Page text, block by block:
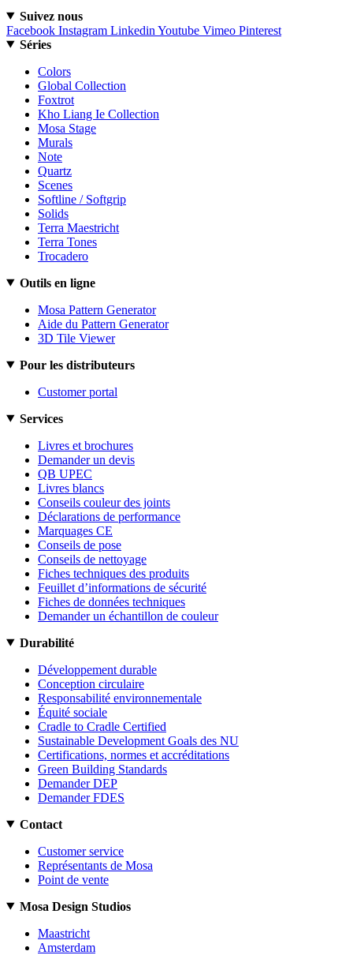
Suivez nous
Facebook Instagram Linkedin Youtube Vimeo Pinterest
Séries
Colors
Global Collection
Foxtrot
Kho Liang Ie Collection
Mosa Stage
Murals
Note
Quartz
Scenes
Softline / Softgrip
Solids
Terra Maestricht
Terra Tones
Trocadero
Outils en ligne
Mosa Pattern Generator
Aide du Pattern Generator
3D Tile Viewer
Pour les distributeurs
Customer portal
Services
Livres et brochures
Demander un devis
QB UPEC
Livres blancs
Conseils couleur des joints
Déclarations de performance
Marquages CE
Conseils de pose
Conseils de nettoyage
Fiches techniques des produits
Feuillet d’informations de sécurité
Fiches de données techniques
Demander un échantillon de couleur
Durabilité
Développement durable
Conception circulaire
Responsabilité environnementale
Équité sociale
Cradle to Cradle Certified
Sustainable Development Goals des NU
Certifications, normes et accréditations
Green Building Standards
Demander DEP
Demander FDES
Contact
Customer service
Représentants de Mosa
Point de vente
Mosa Design Studios
Maastricht
Amsterdam